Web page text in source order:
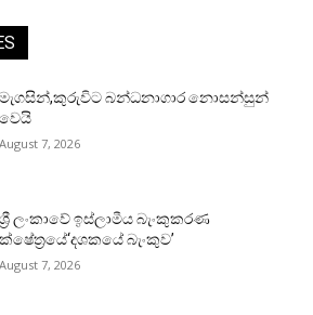
මැගසින්,කුරුවිට බන්ධනාගාර නොසන්සුන්
වෙයි
August 7, 2026
ශ්‍රී ලංකාවේ ඉස්ලාමීය බැංකුකරණ
ක්ෂේත්‍රයේ‘දශකයේ බැංකුව’
August 7, 2026